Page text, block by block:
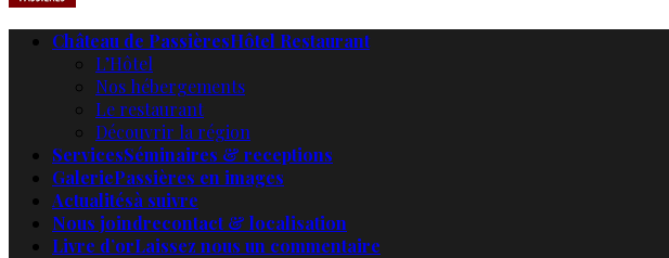
Château de PassièresHôtel Restaurant
L’Hôtel
Nos hébergements
Le restaurant
Découvrir la région
ServicesSéminaires & receptions
GaleriePassières en images
Actualitésà suivre
Nous joindrecontact & localisation
Livre d’orLaissez nous un commentaire